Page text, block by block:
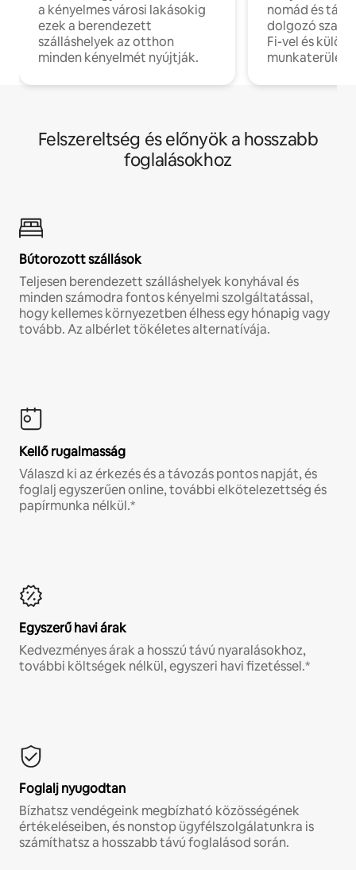
a kényelmes városi lakásokig
ezek a berendezett
szálláshelyek az otthon
minden kényelmét nyújtják.
nomád és
dolgozó
Fi-vel és külön
Felszereltség és előnyök a hosszabb
foglalásokhoz
Bútorozott szállások
Teljesen berendezett szálláshelyek konyhával és
minden számodra fontos kényelmi szolgáltatással,
hogy kellemes környezetben élhess egy hónapig vagy
tovább. Az albérlet tökéletes alternatívája.
Kellő rugalmasság
Válaszd ki az érkezés és a távozás pontos napját, és
foglalj egyszerűen online, további elkötelezettség és
papírmunka nélkül.*
Egyszerű havi árak
Kedvezményes árak a hosszú távú nyaralásokhoz,
további költségek nélkül, egyszeri havi fizetéssel.*
Foglalj nyugodtan
Bízhatsz vendégeink megbízható közösségének
értékeléseiben, és nonstop ügyfélszolgálatunkra is
számíthatsz a hosszabb távú foglalásod során.